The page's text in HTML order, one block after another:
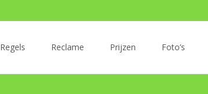
Regels Reclame Prijzen Foto’s